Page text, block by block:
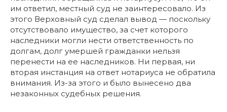
им ответил, местный суд не заинтересовало. Из
этого Верховный суд сделал вывод — поскольку
отсутствовало имущество, за счет которого
наследники могли нести ответственность по
долгам, долг умершей гражданки нельзя
перенести на ее наследников. Ни первая, ни
вторая инстанция на ответ нотариуса не обратила
внимания. Из-за этого и было вынесено два
незаконных судебных решения.